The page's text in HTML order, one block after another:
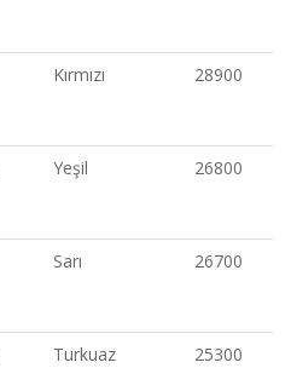
Kırmızı 28900
Yeşil 26800
Sarı 26700
Turkuaz 25300